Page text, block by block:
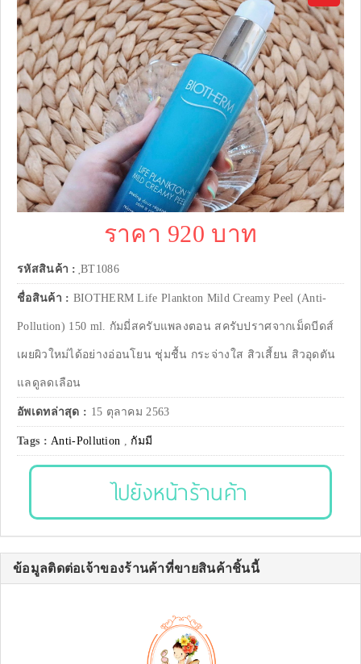
ราคา 920 บาท
รหัสสินค้า : ฺBT1086
ชื่อสินค้า : BIOTHERM Life Plankton Mild Creamy Peel (Anti-
Pollution) 150 ml. กัมมี่สครับแพลงตอน สครับปราศจากเม็ดบีดส์
เผยผิวใหม่ได้อย่างอ่อนโยน ชุ่มชื้น กระจ่างใส สิวเสี้ยน สิวอุดตัน
แลดูลดเลือน
อัพเดทล่าสุด : 15 ตุลาคม 2563
Tags :Anti-Pollution , กัมมี
ไปยังหน้าร้านค้า
ข้อมูลติดต่อเจ้าของร้านค้าที่ขายสินค้าชิ้นนี้